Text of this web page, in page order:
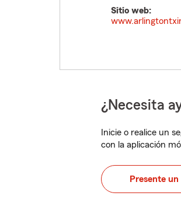
Sitio web:
¿Necesita
Inicie o realice un
con la aplicación
Presente